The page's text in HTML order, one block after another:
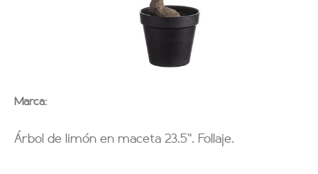
Marca:
Árbol de limón en maceta 23.5''. Follaje.